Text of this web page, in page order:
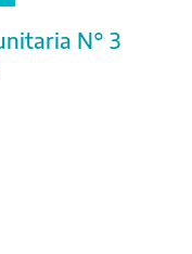
N° 3